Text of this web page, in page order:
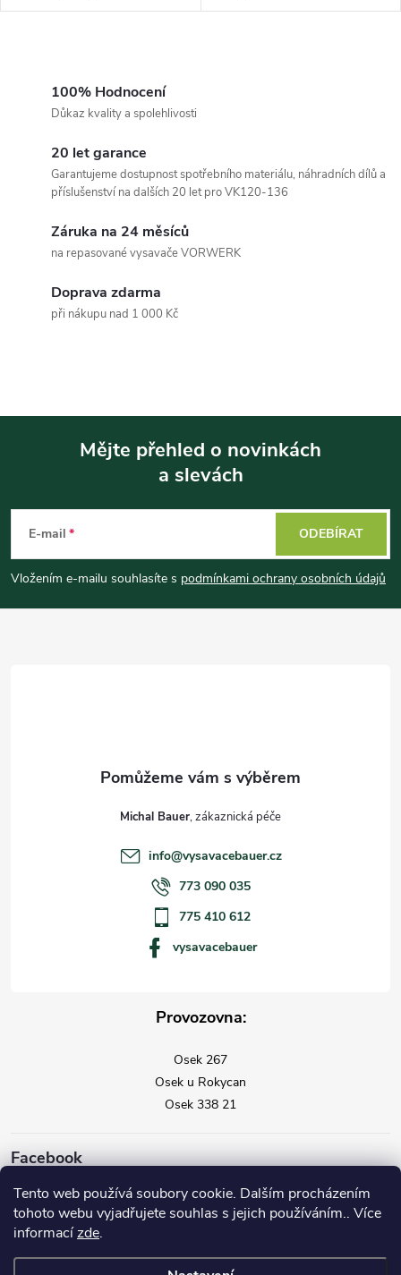
Tento web používá soubory cookie. Dalším procházením
tohoto webu vyjadřujete souhlas s jejich používáním.. Více
informacízde.
v
ý
p
100% Hodnocení
Důkaz kvality a spolehlivosti
20 let garance
Garantujeme dostupnost spotřebního materiálu, náhradních dílů a
příslušenství na dalších 20 let pro VK120-136
Záruka na 24 měsíců
na repasované vysavače VORWERK
Doprava zdarma
při nákupu nad 1 000 Kč
p
Mějte přehled o novinkách
a slevách
E-mail
Vložením e-mailu souhlasíte s podmínkami ochrany osobních údajů
ODEBÍRAT
Michal Bauer
info@vysavacebauer.cz
773 090 035
775 410 612
vysavacebauer
Provozovna:
Osek 267
Osek u Rokycan
Osek 338 21
Facebook